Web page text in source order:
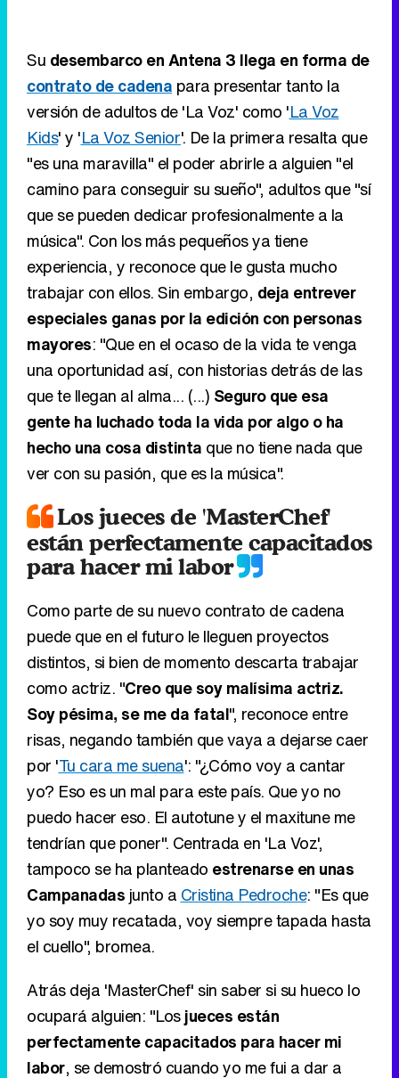
Su desembarco en Antena 3 llega en forma de
contrato de cadena para presentar tanto la
versión de adultos de 'La Voz' como 'La Voz
Kids' y 'La Voz Senior'. De la primera resalta que
"es una maravilla" el poder abrirle a alguien "el
camino para conseguir su sueño", adultos que "sí
que se pueden dedicar profesionalmente a la
música". Con los más pequeños ya tiene
experiencia, y reconoce que le gusta mucho
trabajar con ellos. Sin embargo, deja entrever
especiales ganas por la edición con personas
mayores: "Que en el ocaso de la vida te venga
una oportunidad así, con historias detrás de las
que te llegan al alma... (...) Seguro que esa
gente ha luchado toda la vida por algo o ha
hecho una cosa distinta que no tiene nada que
ver con su pasión, que es la música".
Los jueces de 'MasterChef'
están perfectamente capacitados
para hacer mi labor
Como parte de su nuevo contrato de cadena
puede que en el futuro le lleguen proyectos
distintos, si bien de momento descarta trabajar
como actriz. "Creo que soy malísima actriz.
Soy pésima, se me da fatal", reconoce entre
risas, negando también que vaya a dejarse caer
por 'Tu cara me suena': "¿Cómo voy a cantar
yo? Eso es un mal para este país. Que yo no
puedo hacer eso. El autotune y el maxitune me
tendrían que poner". Centrada en 'La Voz',
tampoco se ha planteado estrenarse en unas
Campanadas junto a Cristina Pedroche: "Es que
yo soy muy recatada, voy siempre tapada hasta
el cuello", bromea.
Atrás deja 'MasterChef' sin saber si su hueco lo
ocupará alguien: "Losjueces están
perfectamente capacitados para hacer mi
labor, se demostró cuando yo me fui a dar a